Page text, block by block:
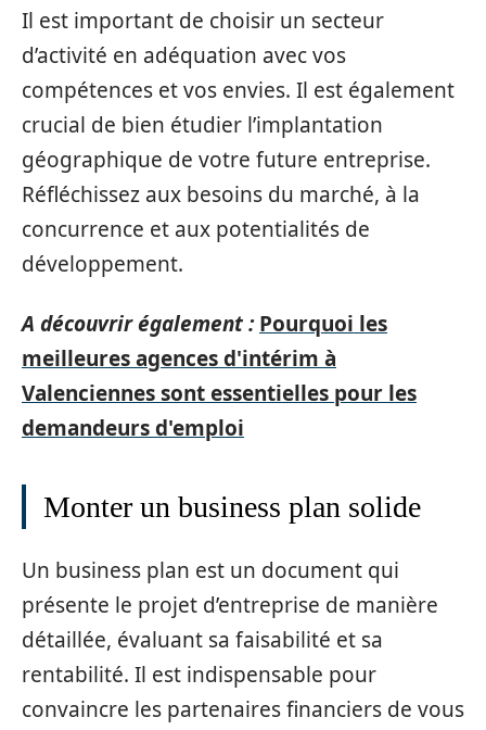
Il est important de choisir un secteur
d’activité en adéquation avec vos
compétences et vos envies. Il est également
crucial de bien étudier l’implantation
géographique de votre future entreprise.
Réfléchissez aux besoins du marché, à la
concurrence et aux potentialités de
développement.
A découvrir également : Pourquoi les
meilleures agences d'intérim à
Valenciennes sont essentielles pour les
demandeurs d'emploi
Monter un business plan solide
Un business plan est un document qui
présente le projet d’entreprise de manière
détaillée, évaluant sa faisabilité et sa
rentabilité. Il est indispensable pour
convaincre les partenaires financiers de vous